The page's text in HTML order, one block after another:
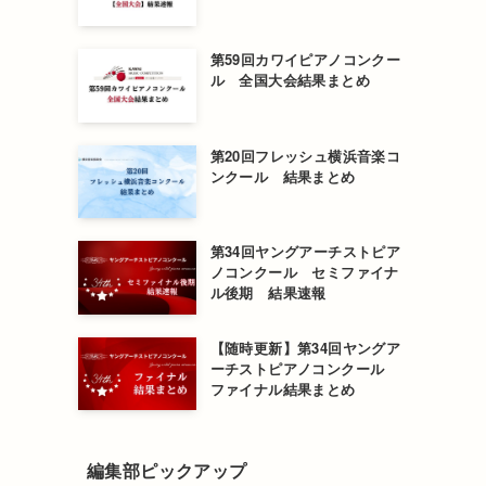
第59回カワイピアノコンクー
ル 全国大会結果まとめ
第20回フレッシュ横浜音楽コ
ンクール 結果まとめ
第34回ヤングアーチストピア
ノコンクール セミファイナ
ル後期 結果速報
【随時更新】第34回ヤングア
ーチストピアノコンクール
ファイナル結果まとめ
編集部ピックアップ